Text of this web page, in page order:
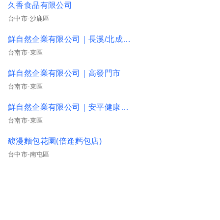
久香食品有限公司
台中市-沙鹿區
鮮自然企業有限公司｜長溪/北成門市
台南市-東區
鮮自然企業有限公司｜高發門市
台南市-東區
鮮自然企業有限公司｜安平健康/華平門市
台南市-東區
馥漫麵包花園(倍逢麫包店)
台中市-南屯區